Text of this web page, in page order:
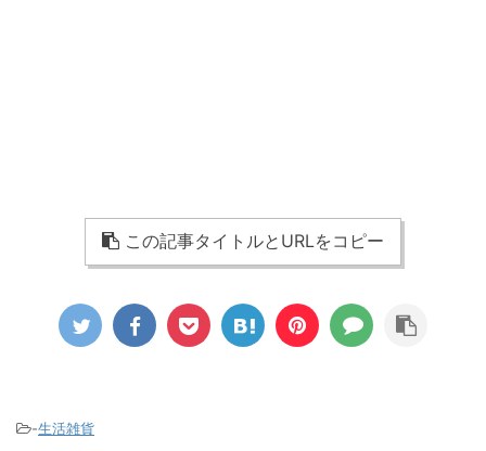
この記事タイトルとURLをコピー
-生活雑貨